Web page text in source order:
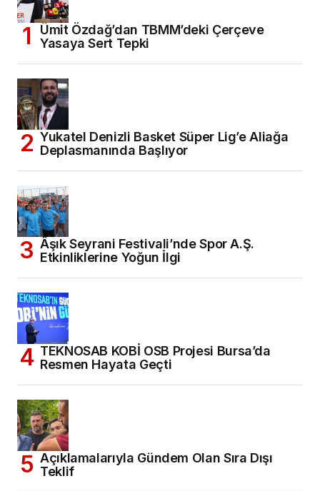
Ümit Özdağ’dan TBMM’deki Çerçeve
Yasaya Sert Tepki
Yukatel Denizli Basket Süper Lig’e Aliağa
Deplasmanında Başlıyor
Âşık Seyrani Festivali’nde Spor A.Ş.
Etkinliklerine Yoğun İlgi
TEKNOSAB KOBİ OSB Projesi Bursa’da
Resmen Hayata Geçti
Açıklamalarıyla Gündem Olan Sıra Dışı
Teklif